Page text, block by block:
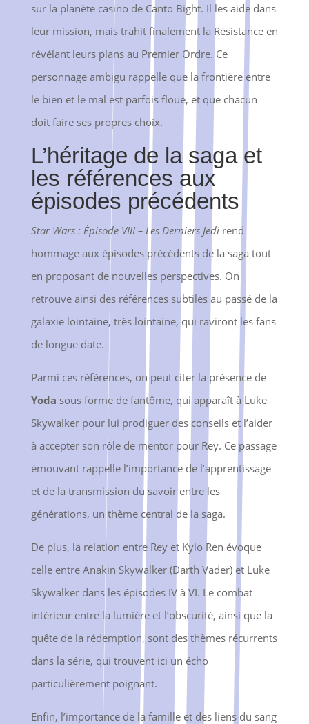
sur la planète casino de Canto Bight. Il les aide dans
leur mission, mais trahit finalement la Résistance en
révélant leurs plans au Premier Ordre. Ce
personnage ambigu rappelle que la frontière entre
le bien et le mal est parfois floue, et que chacun
doit faire ses propres choix.
L’héritage de la saga et
les références aux
épisodes précédents
Star Wars : Épisode VIII – Les Derniers Jedirend
hommage aux épisodes précédents de la saga tout
en proposant de nouvelles perspectives. On
retrouve ainsi des références subtiles au passé de la
galaxie lointaine, très lointaine, qui raviront les fans
de longue date.
Parmi ces références, on peut citer la présence de
Yoda sous forme de fantôme, qui apparaît à Luke
Skywalker pour lui prodiguer des conseils et l’aider
à accepter son rôle de mentor pour Rey. Ce passage
émouvant rappelle l’importance de l’apprentissage
et de la transmission du savoir entre les
générations, un thème central de la saga.
De plus, la relation entre Rey et Kylo Ren évoque
celle entre Anakin Skywalker (Darth Vader) et Luke
Skywalker dans les épisodes IV à VI. Le combat
intérieur entre la lumière et l’obscurité, ainsi que la
quête de la rédemption, sont des thèmes récurrents
dans la série, qui trouvent ici un écho
particulièrement poignant.
Enfin, l’importance de la famille et des liens du sang